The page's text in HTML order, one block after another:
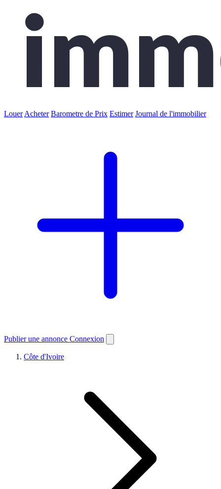
Louer Acheter Barometre de Prix Estimer Journal de l'immobilier
Publier une annonce Connexion
Côte d'Ivoire